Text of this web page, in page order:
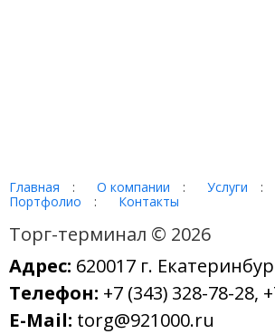
Главная : О компании : Услуги :
Портфолио
: Контакты
Торг-терминал © 2026
Адрес: 620017 г.
Телефон: +7 (343) 328-78-28,
E-Mail: torg@921000.ru